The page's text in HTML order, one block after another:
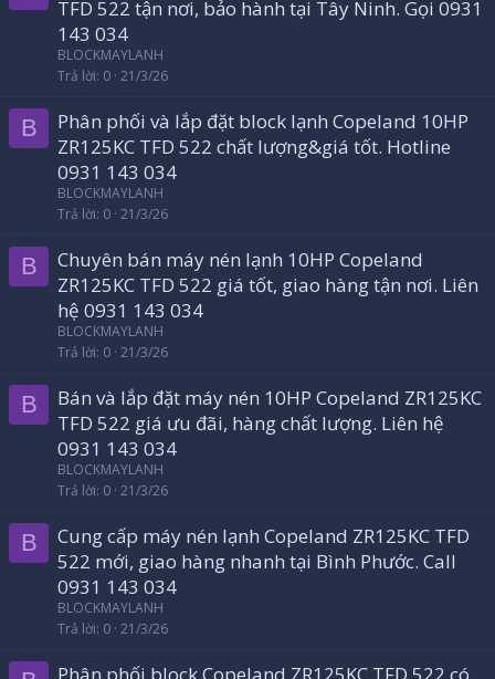
TFD 522 tận nơi, bảo hành tại Tây Ninh. Gọi 0931
143 034
BLOCKMAYLANH
Trả lời 0 21/3/26
B
Phân phối và lắp đặt block lạnh Copeland 10HP
ZR125KC TFD 522 chất lượng&giá tốt. Hotline
0931 143 034
BLOCKMAYLANH
Trả lời 0 21/3/26
B
Chuyên bán máy nén lạnh 10HP Copeland
ZR125KC TFD 522 giá tốt, giao hàng tận nơi. Liên
hệ 0931 143 034
BLOCKMAYLANH
Trả lời 0 21/3/26
B
Bán và lắp đặt máy nén 10HP Copeland ZR125KC
TFD 522 giá ưu đãi, hàng chất lượng. Liên hệ
0931 143 034
BLOCKMAYLANH
Trả lời 0 21/3/26
B
Cung cấp máy nén lạnh Copeland ZR125KC TFD
522 mới, giao hàng nhanh tại Bình Phước. Call
0931 143 034
BLOCKMAYLANH
Trả lời 0 21/3/26